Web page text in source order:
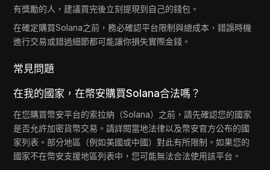
有獎勵的人，建議買完後立刻提現到自己的錢包。
在確定購買Solana之前，務必確認平台限制與總成本，錯誤時機
進行交易或錯過細節都可能讓你損失實際金錢。
常見問題
在我的國家，在幣安購買Solana合法嗎？
在您購買幣安平台的索拉納（Solana）之前，請先確認您的國家
是否允許加密貨幣交易。請詳閱當地法律以及幣安官方公布的國
家列表。部分地區（例如美國或中國）對此有所限制。如果您的
國家不在幣安支援地區列表中，您可能無法合法使用該平台。